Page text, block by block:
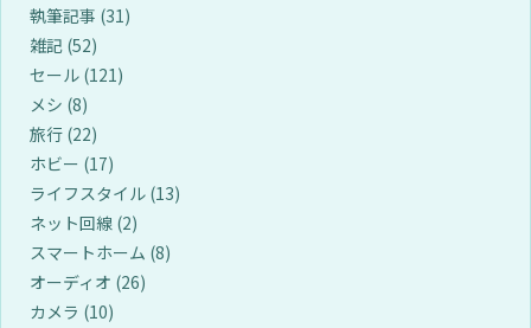
執筆記事 (31)
雑記 (52)
セール (121)
メシ (8)
旅行 (22)
ホビー (17)
ライフスタイル (13)
ネット回線 (2)
スマートホーム (8)
オーディオ (26)
カメラ (10)